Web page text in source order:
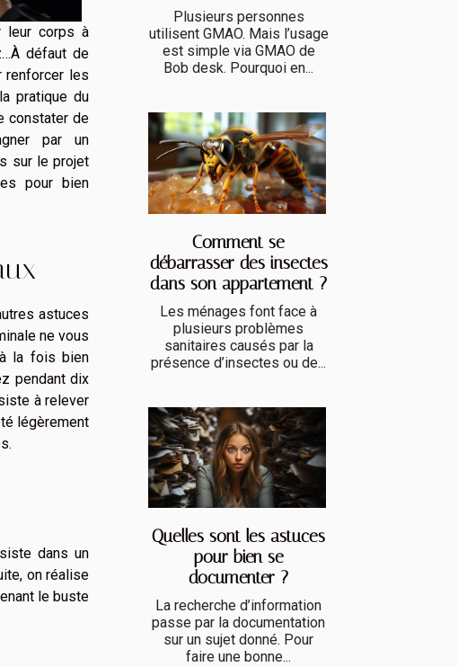
leur corps à
défaut de
renforcer les
pratique du
constater de
par un
sur le projet
pour bien
astuces
ne vous
la fois bien
pendant dix
à relever
légèrement
dans un
on réalise
le buste
Plusieurs personnes
utilisent GMAO. Mais l’usage
est simple via GMAO de
Bob desk. Pourquoi en...
Comment se
débarrasser des insectes
dans son appartement ?
Les ménages font face à
plusieurs problèmes
sanitaires causés par la
présence d’insectes ou de...
Quelles sont les astuces
pour bien se
documenter ?
La recherche d’information
passe par la documentation
sur un sujet donné. Pour
faire une bonne...